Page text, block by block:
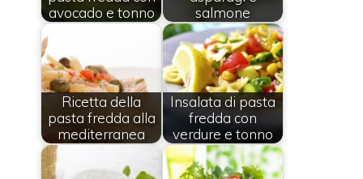
avocado e tonno
salmone
Ricetta della
pasta fredda alla
mediterranea
Insalata di pasta
fredda con
verdure e tonno